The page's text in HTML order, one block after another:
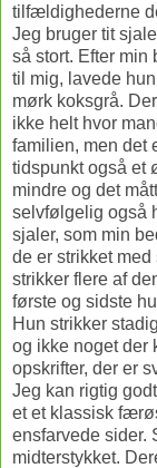
tilfældighederne
Jeg bruger tit
så stort. Efter min
til mig, lavede
mørk koksgrå.
ikke helt hvor
familien, men det
tidspunkt også et
mindre og det
selvfølgelig også
sjaler, som min
de er strikket
strikker flere af
første og sidste
Hun strikker
og ikke noget der
opskrifter, der er
Jeg kan rigtig
et et klassisk
ensfarvede sider.
midterstykket.